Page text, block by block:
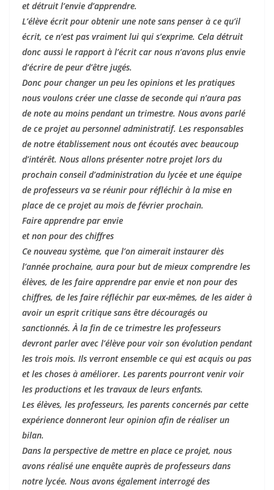
et détruit l’envie d’apprendre.
L’élève écrit pour obtenir une note sans penser à ce qu’il
écrit, ce n’est pas vraiment lui qui s’exprime. Cela détruit
donc aussi le rapport à l’écrit car nous n’avons plus envie
d’écrire de peur d’être jugés.
Donc pour changer un peu les opinions et les pratiques
nous voulons créer une classe de seconde qui n’aura pas
de note au moins pendant un trimestre. Nous avons parlé
de ce projet au personnel administratif. Les responsables
de notre établissement nous ont écoutés avec beaucoup
d’intérêt. Nous allons présenter notre projet lors du
prochain conseil d’administration du lycée et une équipe
de professeurs va se réunir pour réfléchir à la mise en
place de ce projet au mois de février prochain.
Faire apprendre par envie
et non pour des chiffres
Ce nouveau système, que l’on aimerait instaurer dès
l’année prochaine, aura pour but de mieux comprendre les
élèves, de les faire apprendre par envie et non pour des
chiffres, de les faire réfléchir par eux-mêmes, de les aider à
avoir un esprit critique sans être découragés ou
sanctionnés. À la fin de ce trimestre les professeurs
devront parler avec l’élève pour voir son évolution pendant
les trois mois. Ils verront ensemble ce qui est acquis ou pas
et les choses à améliorer. Les parents pourront venir voir
les productions et les travaux de leurs enfants.
Les élèves, les professeurs, les parents concernés par cette
expérience donneront leur opinion afin de réaliser un
bilan.
Dans la perspective de mettre en place ce projet, nous
avons réalisé une enquête auprès de professeurs dans
notre lycée. Nous avons également interrogé des